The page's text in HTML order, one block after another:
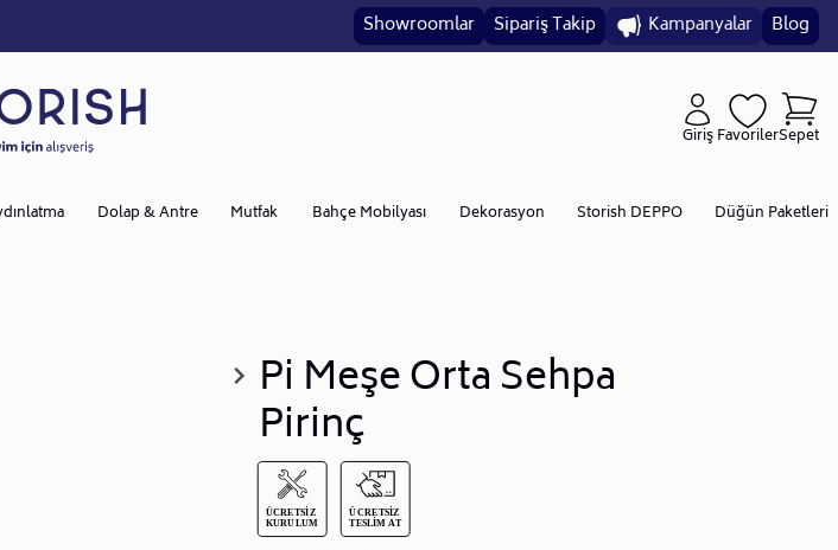
Showroomlar Sipariş Takip Kampanyalar Blog
GirişFavorilerSepet
Dolap & Antre Mutfak Bahçe Mobilyası Dekorasyon Storish DEPPO Düğün Paketleri
Pi Meşe Orta Sehpa
Pirinç